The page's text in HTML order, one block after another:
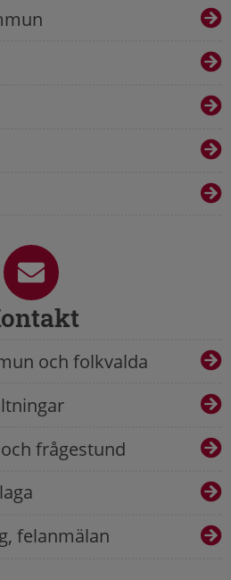
och folkvalda
frågestund
felanmälan